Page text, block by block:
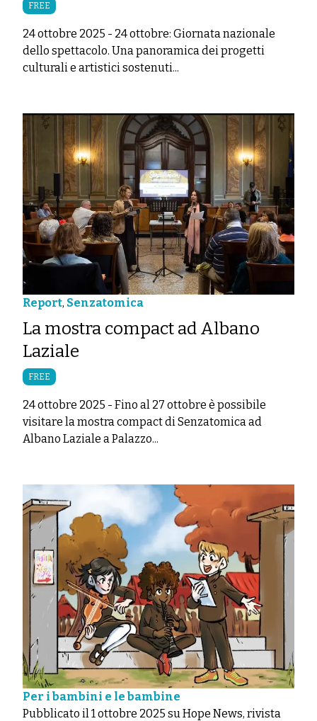
FREE
24 ottobre 2025 - 24 ottobre: Giornata nazionale
dello spettacolo. Una panoramica dei progetti
culturali e artistici sostenuti...
Report, Senzatomica
La mostra compact ad Albano
Laziale
FREE
24 ottobre 2025 - Fino al 27 ottobre è possibile
visitare la mostra compact di Senzatomica ad
Albano Laziale a Palazzo...
Per i bambini e le bambine
Pubblicato il 1 ottobre 2025 su Hope News, rivista